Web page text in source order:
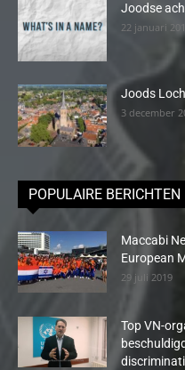
Joodse
22 januari
Joods
3 december
POPULAIRE BERICHTEN
Maccabi
European
29 juli 2019
Top VN-